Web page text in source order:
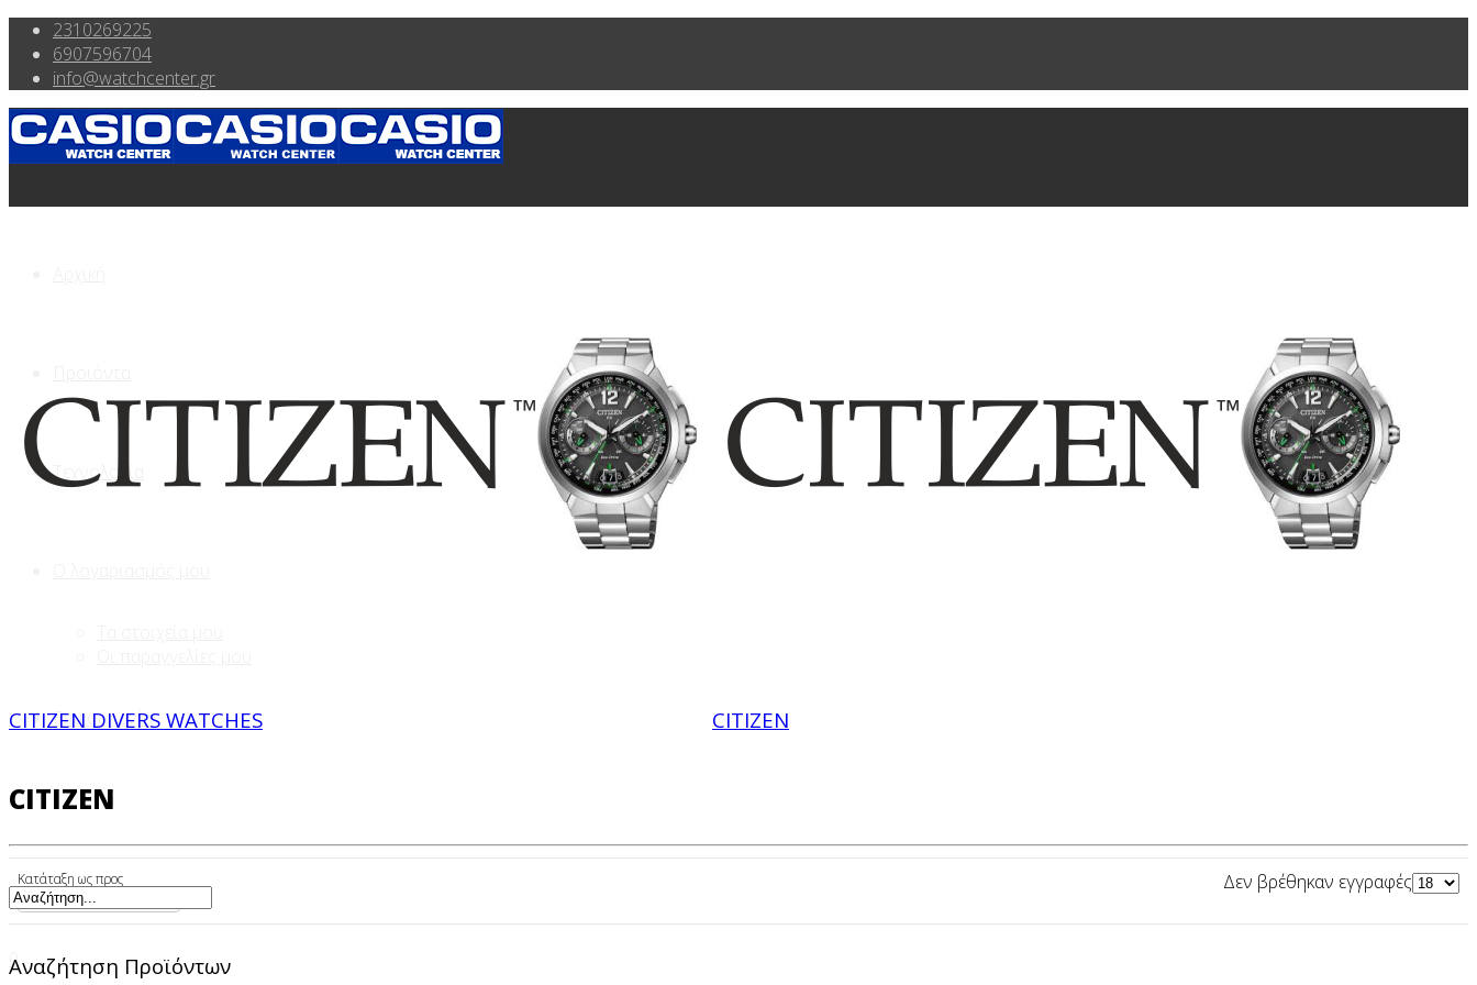
2310269225
6907596704
info@watchcenter.gr
Τεχνολογία
Επικοινωνία
0
CITIZEN DIVERS WATCHES CITIZEN
CITIZEN
Κατάταξη ως προς
Όνομα προϊόντος +/-
Δεν βρέθηκαν εγγραφές
Αναζήτηση Προϊόντων